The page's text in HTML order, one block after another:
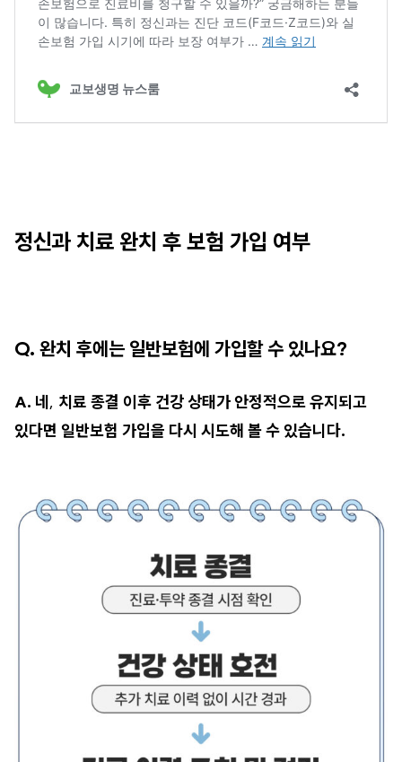
정신과 치료 완치 후 보험 가입 여부
Q. 완치 후에는 일반보험에 가입할 수 있나요?
A. 네 , 치료 종결 이후 건강 상태가 안정적으로 유지되고
있다면 일반보험 가입을 다시 시도해 볼 수 있습니다.